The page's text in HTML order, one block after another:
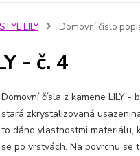
LILY Domovní číslo
- č. 4
Domovní čísla z kamene LILY -
stará zkrystalizovaná
to dáno vlastnostmi materiálu,
se po vrstvách. Na povrchu se